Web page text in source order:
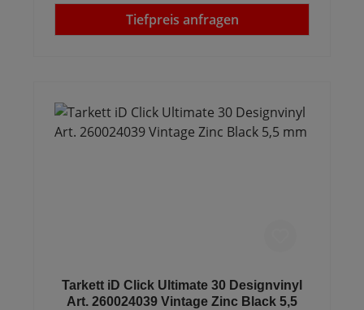
Tiefpreis anfragen
Tarkett iD Click Ultimate 30 Designvinyl
Art. 260024039 Vintage Zinc Black 5,5